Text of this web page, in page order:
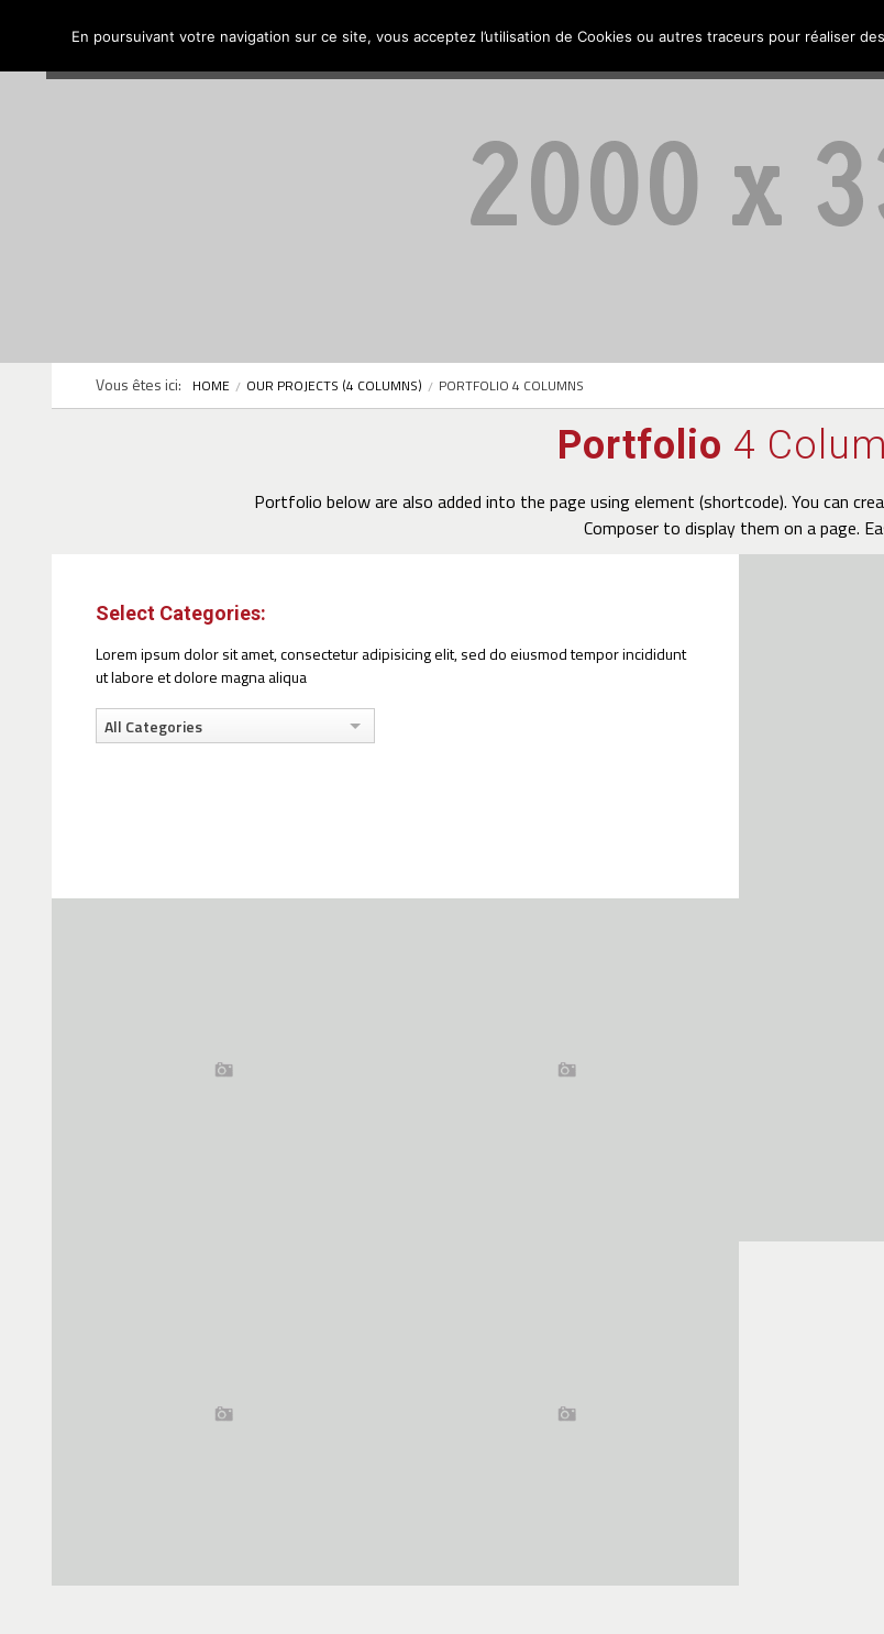
Site officiel de la ville Mairie Cadre de vie Enfance et Jeunesse Culture et Loisirs
Vous êtes ici: HOME OUR PROJECTS (4 COLUMNS) PORTFOLIO 4 COLUMNS
Portfolio 4
Portfolio below are also added into the page using element (shortcode). You can
Composer to display them on a page.
Select Categories:
Lorem ipsum dolor sit amet, consectetur adipisicing elit, sed do eiusmod tempor incididunt
ut labore et dolore magna aliqua
All Categories
En poursuivant votre navigation sur ce site, vous acceptez l’utilisation de Cookies ou autres traceurs pour réaliser